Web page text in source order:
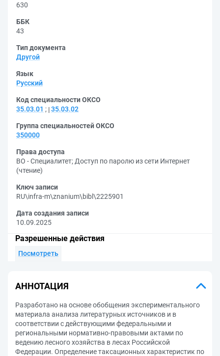
630
ББК
43
Тип документа
Другой
Язык
Русский
Код специальности ОКСО
35.03.01 ; 35.03.02
Группа специальностей ОКСО
350000
Права доступа
ВО - Специалитет; Доступ по паролю из сети Интернет
(чтение)
Ключ записи
RU\infra-m\znanium\bibl\2225901
Дата создания записи
10.09.2025
Разрешенные действия
Посмотреть
АННОТАЦИЯ
Разработано на основе обобщения экспериментального
материала анализа литературных источников и в
соответствии с действующими федеральными и
региональными нормативно-правовыми актами по
ведению лесного хозяйства в лесах Российской
Федерации. Определение таксационных характеристик по